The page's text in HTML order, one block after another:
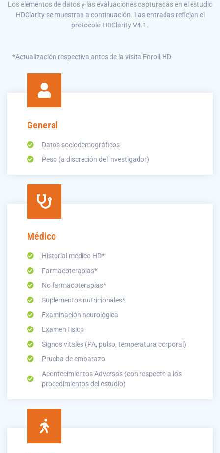
Los elementos de datos y las evaluaciones capturadas en el estudio
HDClarity se muestran a continuación. Las entradas reflejan el
protocolo HDClarity V4.1.
*Actualización respectiva antes de la visita Enroll-HD
General
Datos sociodemográficos
Peso (a discreción del investigador)
Médico
Historial médico HD*
Farmacoterapias*
No farmacoterapias*
Suplementos nutricionales*
Examinación neurológica
Examen físico
Signos vitales (PA, pulso, temperatura corporal)
Prueba de embarazo
Acontecimientos Adversos (con respecto a los
procedimientos del estudio)